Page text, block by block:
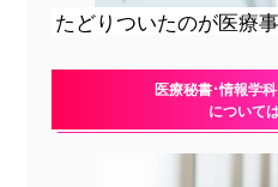
たどりついたのが医療事
医療秘書・情報学
について